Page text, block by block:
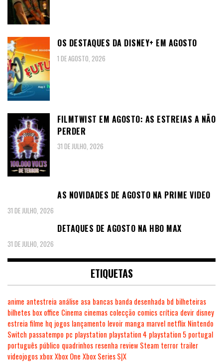
OS DESTAQUES DA DISNEY+ EM AGOSTO
1 DE AGOSTO, 2026
FILMTWIST EM AGOSTO: AS ESTREIAS A NÃO
PERDER
31 DE JULHO, 2026
AS NOVIDADES DE AGOSTO NA PRIME VIDEO
31 DE JULHO, 2026
DETAQUES DE AGOSTO NA HBO MAX
31 DE JULHO, 2026
ETIQUETAS
anime antestreia análise asa bancas banda desenhada bd bilheteiras
bilhetes box office Cinema cinemas colecção comics crítica devir disney
estreia filme hq jogos lançamento levoir manga marvel netflix Nintendo
Switch passatempo pc playstation playstation 4 playstation 5 portugal
português público quadrinhos resenha review Steam terror trailer
videojogosxboxXbox One Xbox Series S|X